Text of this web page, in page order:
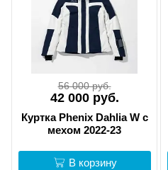
56 000 руб.
42 000 руб.
Куртка Phenix Dahlia W c
мехом 2022-23
В корзину